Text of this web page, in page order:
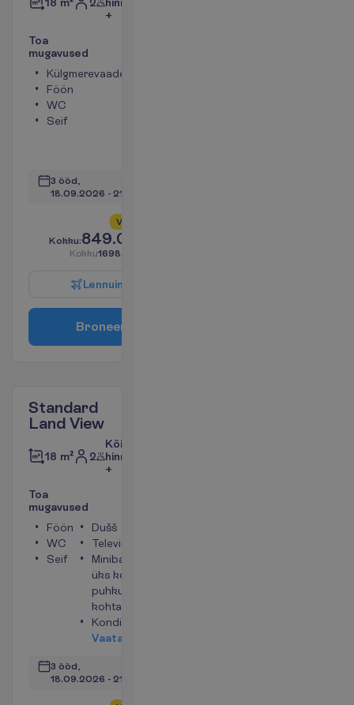
+
Toa
mugavused
Külgmerevaade
Föön
WC
Seif
3 ööd,
18.09.2026 - 21.09.2026
V
Kokku:849.00
Kokku1698.00
Lennuin
Broneer
Standard
Land View
18 m² 2
Kõik
hinnas
+
Toa
mugavused
Föön
WC
Seif
Dušš
Televiisor
Minibaar (vesi
üks kord
puhkuse
kohta)
Konditsioneer
Vaata
3 ööd,
18.09.2026 - 21.09.2026